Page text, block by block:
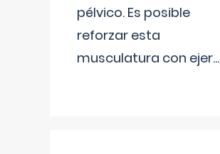
pélvico. Es posible
reforzar esta
musculatura con ejer...